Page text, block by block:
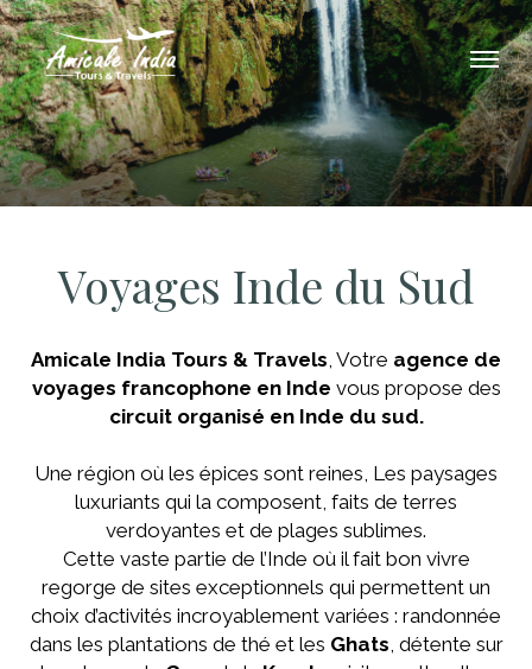
Voyages Inde du Sud
Amicale India Tours & Travels, Votre agence de
voyages francophone en Inde vous propose des
circuit organisé en Inde du sud.
Une région où les épices sont reines, Les paysages
luxuriants qui la composent, faits de terres
verdoyantes et de plages sublimes.
Cette vaste partie de l’Inde où il fait bon vivre
regorge de sites exceptionnels qui permettent un
choix d’activités incroyablement variées : randonnée
dans les plantations de thé et les Ghats, détente sur